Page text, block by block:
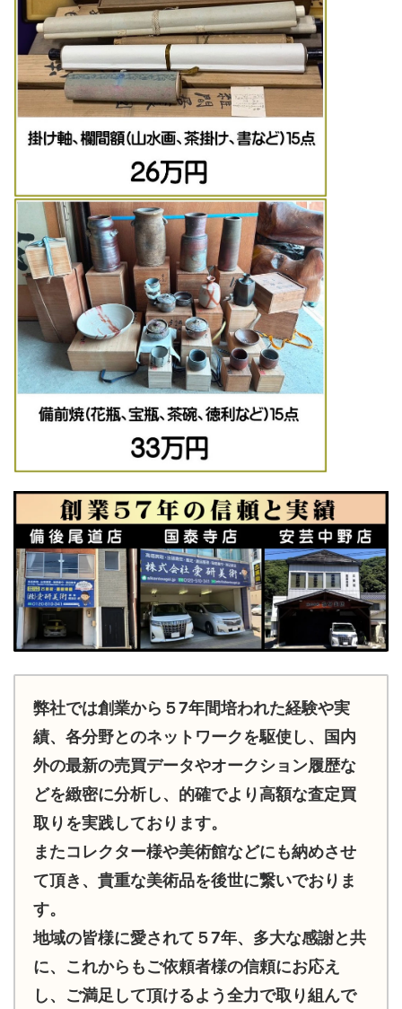
弊社では創業から５7年間培われた経験や実
績、各分野とのネットワークを駆使し、国内
外の最新の売買データやオークション履歴な
どを緻密に分析し、的確でより高額な査定買
取りを実践しております。
またコレクター様や美術館などにも納めさせ
て頂き、貴重な美術品を後世に繋いでおりま
す。
地域の皆様に愛されて５7年、多大な感謝と共
に、これからもご依頼者様の信頼にお応え
し、ご満足して頂けるよう全力で取り組んで